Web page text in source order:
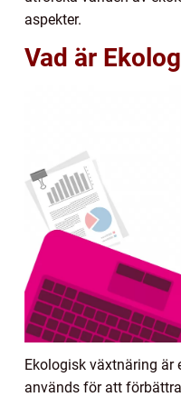
aspekter.
Vad är
Ekologisk växtnäring är
används för att